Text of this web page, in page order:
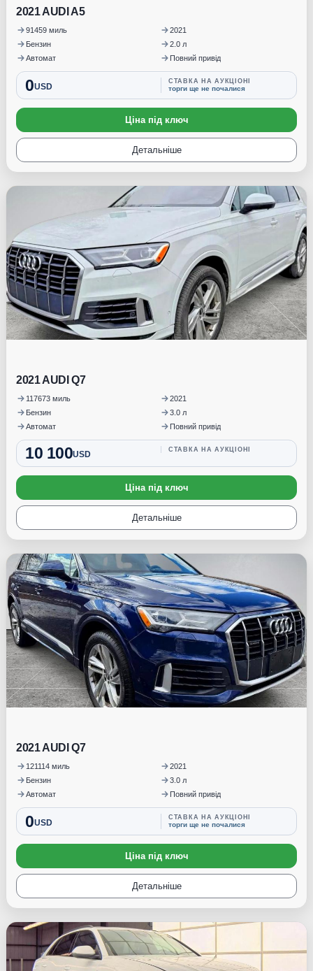
2021 AUDI A5
91459 миль
2021
Бензин
2.0 л
Автомат
Повний привід
0USD
СТАВКА НА АУКЦІОНІ
торги ще не почалися
Ціна під ключ
Детальніше
2021 AUDI Q7
117673 миль
2021
Бензин
3.0 л
Автомат
Повний привід
10 100USD СТАВКА НА АУКЦІОНІ
Ціна під ключ
Детальніше
Під замовлення
2021 AUDI Q7
121114 миль
2021
Бензин
3.0 л
Автомат
Повний привід
0USD
СТАВКА НА АУКЦІОНІ
торги ще не почалися
Ціна під ключ
Детальніше
Під замовлення